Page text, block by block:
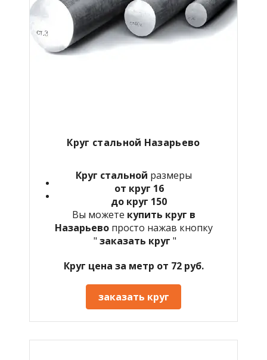
Круг стальной Назарьево
Круг стальной размеры
от круг 16
до круг 150
Вы можете купить круг в
Назарьево просто нажав кнопку
" заказать круг "
Круг цена за метр от 72 руб.
заказать круг